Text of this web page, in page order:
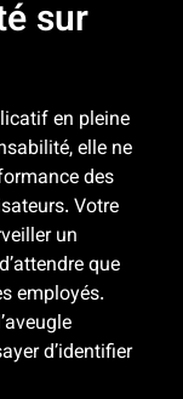
sur
en pleine
elle ne
des
Votre
un
que
d’identifier